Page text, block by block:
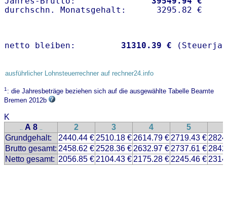
netto bleiben: 31310.39 €
ausführlicher Lohnsteuerrechner auf rechner24.info
1: die Jahresbeträge beziehen sich auf die ausgewählte Tabelle Beamte
Bremen 2012b
K
.. A 8 .. 2 3 4 5
Grundgehalt:
2440.44 € 2510.18 € 2614.79 € 2719.43 €
Brutto gesamt: 2458.62 € 2528.36 € 2632.97 € 2737.61 €
Netto gesamt: 2056.85 € 2104.43 € 2175.28 € 2245.46 €